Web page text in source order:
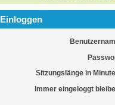
Einloggen
Sitzungslänge in
Immer eingeloggt